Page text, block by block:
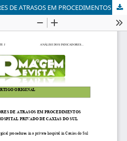
ANÁLISE DOS INDICADORES DE ATRASOS EM PROCEDIMENTOS CIRÚRGICOS EM UM HOSPITAL PRIVADO DE CAXIAS DO SUL